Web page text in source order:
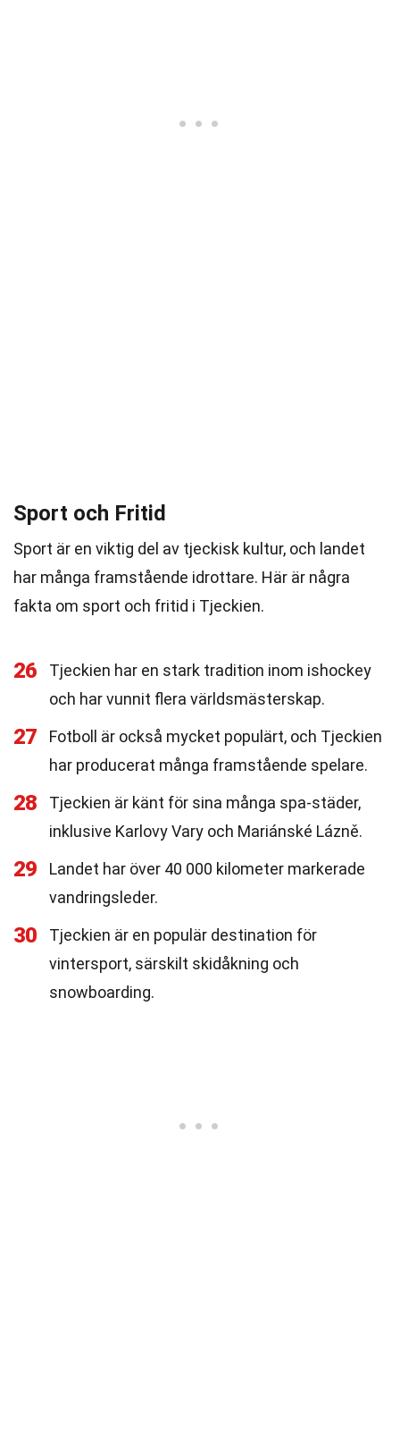
Sport och Fritid
Sport är en viktig del av tjeckisk kultur, och landet
har många framstående idrottare. Här är några
fakta om sport och fritid i Tjeckien.
26
Tjeckien har en stark tradition inom ishockey
och har vunnit flera världsmästerskap.
27
Fotboll är också mycket populärt, och Tjeckien
har producerat många framstående spelare.
28
Tjeckien är känt för sina många spa-städer,
inklusive Karlovy Vary och Mariánské Lázně.
29
Landet har över 40 000 kilometer markerade
vandringsleder.
30
Tjeckien är en populär destination för
vintersport, särskilt skidåkning och
snowboarding.